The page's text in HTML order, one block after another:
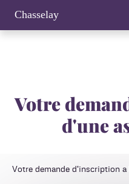
Chasselay
Votre
d'une
Votre demande d'inscription